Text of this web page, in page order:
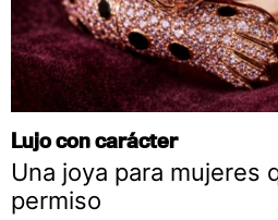
Lujo con carácter
Una joya para mujeres
permiso